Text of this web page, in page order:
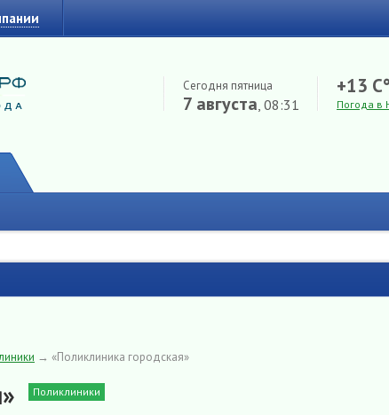
Сегодня пятница
7 августа, 08:31
+13 C°
Погода в
→ «Поликлиника городская»
Поликлиники